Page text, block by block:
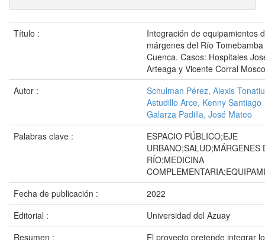
Título :
Integración de equipamientos
márgenes del Río
Cuenca. Casos: Hospitales
Arteaga y Vicente Corral
Autor :
Schulman Pérez, Alexis
Astudillo Arce, Kenny Santiago
Galarza Padilla, José Mateo
Palabras clave :
ESPACIO PÚBLICO;EJE
URBANO;SALUD;MÁRGENES
RÍO;MEDICINA
Fecha de publicación :
2022
Editorial :
Universidad del Azuay
Resumen :
El proyecto pretende integrar